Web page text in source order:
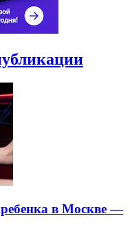
ребенка в Москве —